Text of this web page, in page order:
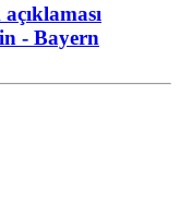
- Bayern